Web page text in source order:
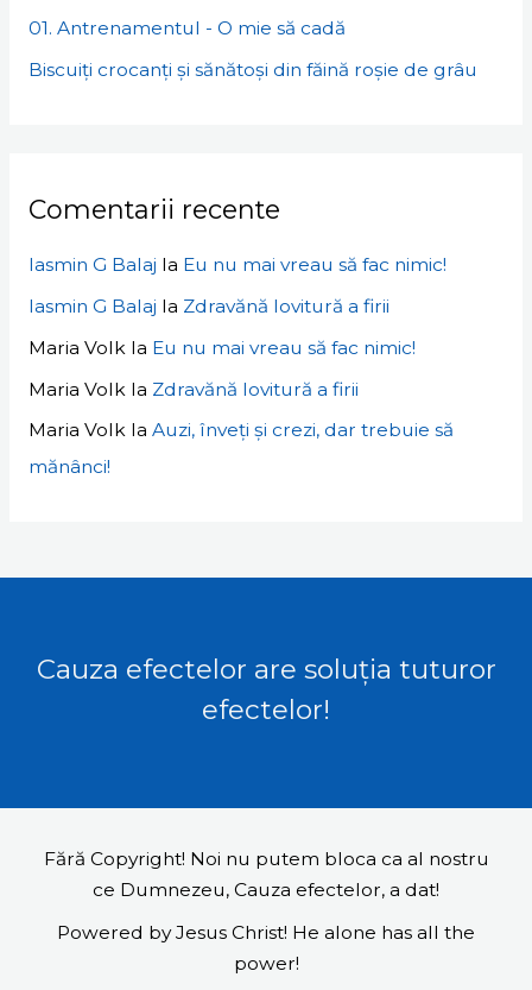
01. Antrenamentul - O mie să cadă
Biscuiți crocanți și sănătoși din făină roșie de grâu
Comentarii recente
Iasmin G Balaj la Eu nu mai vreau să fac nimic!
Iasmin G Balaj la Zdravănă lovitură a firii
Maria Volk la Eu nu mai vreau să fac nimic!
Maria Volk la Zdravănă lovitură a firii
Maria Volkla Auzi, înveți și crezi, dar trebuie să
mănânci!
Cauza efectelor are soluția tuturor
efectelor!
Fără Copyright! Noi nu putem bloca ca al nostru
ce Dumnezeu, Cauza efectelor, a dat!
Powered by Jesus Christ! He alone has all the
power!